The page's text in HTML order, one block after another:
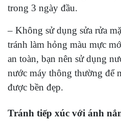
trong 3 ngày đầu.
– Không sử dụng sửa rửa
tránh làm hỏng màu mực
an toàn, bạn nên sử dụng
nước máy thông thường để
được bền đẹp.
Tránh tiếp xúc với ánh